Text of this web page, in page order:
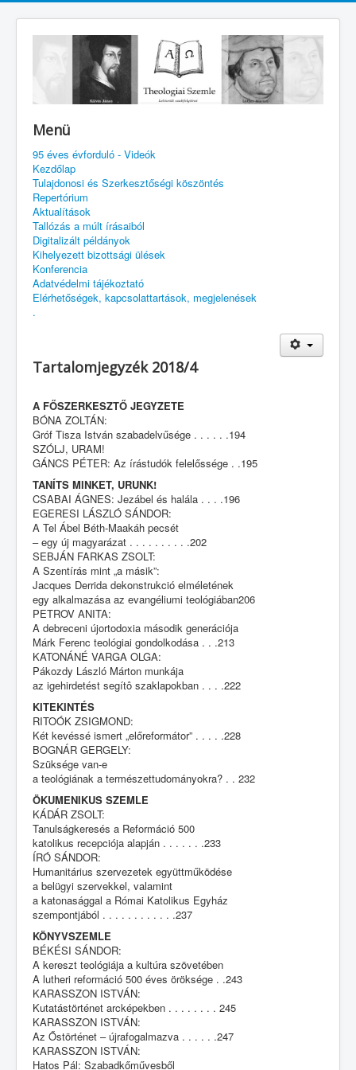
Menü
95 éves évforduló - Videók
Kezdőlap
Tulajdonosi és Szerkesztőségi köszöntés
Repertórium
Aktualítások
Tallózás a múlt írásaiból
Digitalizált példányok
Kihelyezett bizottsági ülések
Konferencia
Adatvédelmi tájékoztató
Elérhetőségek, kapcsolattartások, megjelenések
.
Tartalomjegyzék 2018/4
A FŐSZERKESZTŐ JEGYZETE
BÓNA ZOLTÁN:
Gróf Tisza István szabadelvűsége . . . . . .194
SZÓLJ, URAM!
GÁNCS PÉTER: Az írástudók felelőssége . .195
TANÍTS MINKET, URUNK!
CSABAI ÁGNES: Jezábel és halála . . . .196
EGERESI LÁSZLÓ SÁNDOR:
A Tel Ábel Béth-Maakáh pecsét
– egy új magyarázat . . . . . . . . . .202
SEBJÁN FARKAS ZSOLT:
A Szentírás mint „a másik”:
Jacques Derrida dekonstrukció elméletének
egy alkalmazása az evangéliumi teológiában206
PETROV ANITA:
A debreceni újortodoxia második generációja
Márk Ferenc teológiai gondolkodása . . .213
KATONÁNÉ VARGA OLGA:
Pákozdy László Márton munkája
az igehirdetést segítô szaklapokban . . . .222
KITEKINTÉS
RITOÓK ZSIGMOND:
Két kevéssé ismert „előreformátor” . . . . .228
BOGNÁR GERGELY:
Szüksége van-e
a teológiának a természettudományokra? . . 232
ÖKUMENIKUS SZEMLE
KÁDÁR ZSOLT:
Tanulságkeresés a Reformáció 500
katolikus recepciója alapján . . . . . . .233
ÍRÓ SÁNDOR:
Humanitárius szervezetek együttműködése
a belügyi szervekkel, valamint
a katonasággal a Római Katolikus Egyház
szempontjából . . . . . . . . . . . .237
KÖNYVSZEMLE
BÉKÉSI SÁNDOR:
A kereszt teológiája a kultúra szövetében
A lutheri reformáció 500 éves öröksége . .243
KARASSZON ISTVÁN:
Kutatástörténet arcképekben . . . . . . . . 245
KARASSZON ISTVÁN:
Az Őstörténet – újrafogalmazva . . . . . .247
KARASSZON ISTVÁN:
Hatos Pál: Szabadkőművesből